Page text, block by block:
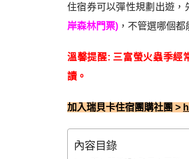
住宿券可以彈性規劃出遊，
岸森林門票) ，不管選哪個
溫馨提醒: 三富螢火蟲季經
讀。
加入瑞貝卡住宿團購社團 >
內容目錄